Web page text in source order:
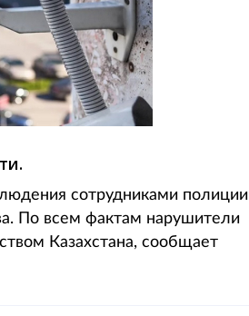
сотрудниками полиции
По всем фактам нарушители
Казахстана, сообщает